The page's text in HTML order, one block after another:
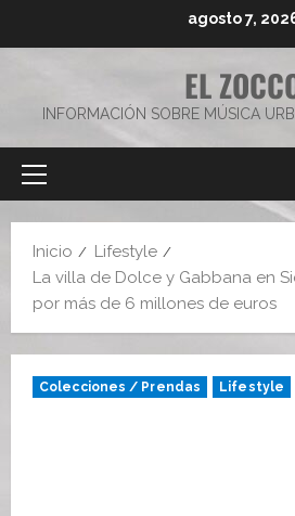
agosto 7,
EL
INFORMACIÓN SOBRE MÚSICA
Menú
Inicio
Lifestyle
La villa de Dolce y Gabbana en
por más de 6 millones de euros
Colecciones / Prendas Lifestyle